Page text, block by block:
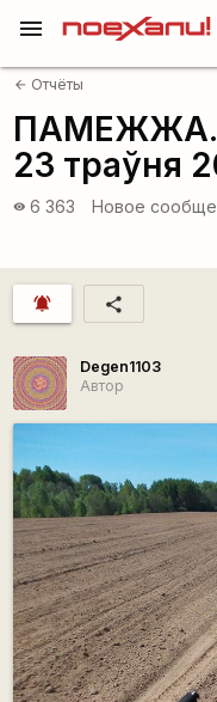
menu
arrow_back Отчёты
ПАМЕЖЖА.
23 траўня
visibility 6 363 Новое
notifications_active share
Degen1103
Автор